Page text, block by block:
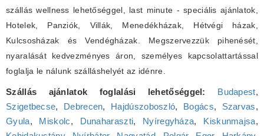
szállás wellness lehetőséggel, last minute - speciális ajánlatok,
Hotelek, Panziók, Villák, Menedékházak, Hétvégi házak,
Kulcsosházak és Vendégházak. Megszervezzük pihenését,
nyaralását kedvezményes áron, személyes kapcsolattartással
foglalja le nálunk szálláshelyét az idénre.
Szállás ajánlatok foglalási lehetőséggel: Budapest,
Szigetbecse, Debrecen, Hajdúszoboszló, Bogács, Szarvas,
Gyula, Miskolc, Dunaharaszti, Nyíregyháza, Kiskunmajsa,